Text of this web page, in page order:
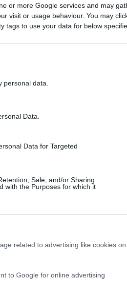
or more Google services and may
visit or usage behaviour. You may
tags to use your data for below
personal data.
Data.
Data for Targeted
Sale, and/or Sharing
with the Purposes for which it
related to advertising like cookies on
to Google for online advertising
női rock együttes